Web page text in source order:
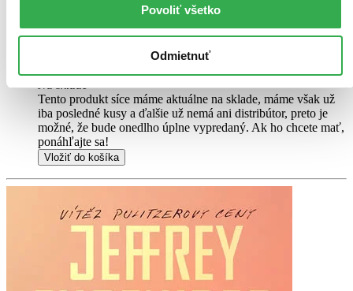
Povoliť všetko
Odmietnuť
Túto knihu sme vykúpili cezKnihovrátok
výbornom stave.Rozdiel medzi touto knihou a novou by ste
na niektorých obaloch zanechať stopy.
Na sklade
Tento produkt síce máme aktuálne na sklade, máme však už
iba posledné kusy a ďalšie už nemá ani distribútor, preto je
možné, že bude onedlho úplne vypredaný. Ak ho chcete mať,
ponáhľajte sa!
Vložiť do košíka